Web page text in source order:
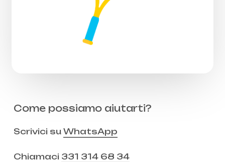
Come possiamo aiutarti?
Scrivici suWhatsApp
Chiamaci 331 314 68 34